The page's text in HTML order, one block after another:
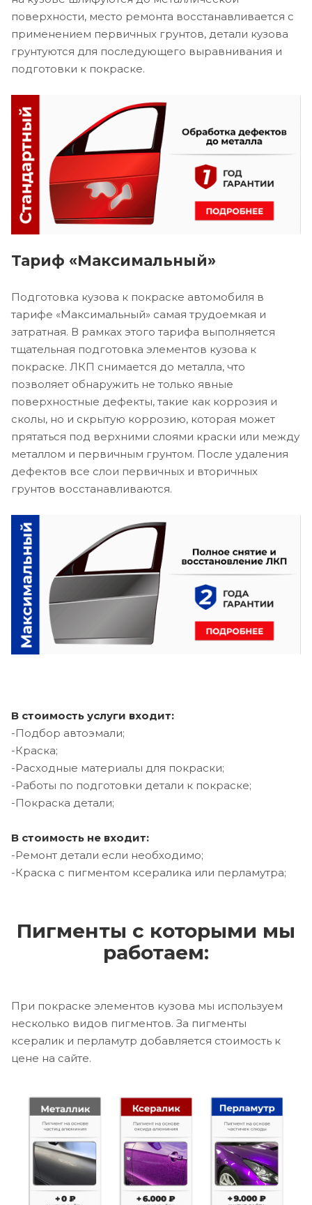
поверхности, место ремонта восстанавливается с
применением первичных грунтов, детали кузова
грунтуются для последующего выравнивания и
подготовки к покраске.
Тариф «Максимальный»
Подготовка кузова к покраске автомобиля в
тарифе «Максимальный» самая трудоемкая и
затратная. В рамках этого тарифа выполняется
тщательная подготовка элементов кузова к
покраске. ЛКП снимается до металла, что
позволяет обнаружить не только явные
поверхностные дефекты, такие как коррозия и
сколы, но и скрытую коррозию, которая может
прятаться под верхними слоями краски или между
металлом и первичным грунтом. После удаления
дефектов все слои первичных и вторичных
грунтов восстанавливаются.
В стоимость услуги входит:
-Подбор автоэмали;
-Краска;
-Расходные материалы для покраски;
-Работы по подготовки детали к покраске;
-Покраска детали;
В стоимость не входит:
-Ремонт детали если необходимо;
-Краска с пигментом ксералика или перламутра;
Пигменты с которыми мы
работаем:
При покраске элементов кузова мы используем
несколько видов пигментов. За пигменты
ксералик и перламутр добавляется стоимость к
цене на сайте.